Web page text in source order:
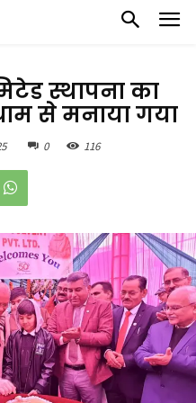
स्थापना का
से मनाया गया
0 116